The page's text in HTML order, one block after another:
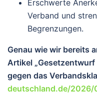
Erschwerte
Verband und
Begrenzungen.
Genau wie wir bereits
Artikel
gegen das
deutschland.de/